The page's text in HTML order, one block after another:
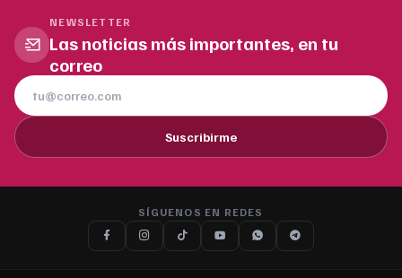
NEWSLETTER
Las noticias más importantes, en tu
correo
Suscribirme
SÍGUENOS EN REDES